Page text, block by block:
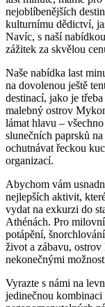
nejoblíbenějších
kulturnímu dědictví,
Navíc, s naší
zážitek za skvělou
Naše nabídka last
na dovolenou ještě
destinací, jako je
malebný ostrov
lámat hlavu –
slunečních paprsků
ochutnávat řeckou
organizací.
Abychom vám
nejlepších aktivit,
vydat na exkurzi do
Athénách. Pro
potápění,
život a zábavu,
nekonečnými
Vyrazte s námi na
jedinečnou